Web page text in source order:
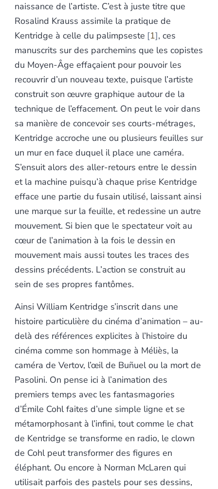
naissance de l’artiste. C’est à juste titre que
Rosalind Krauss assimile la pratique de
Kentridge à celle du palimpseste 1 , ces
manuscrits sur des parchemins que les copistes
du Moyen-Âge effaçaient pour pouvoir les
recouvrir d’un nouveau texte, puisque l’artiste
construit son œuvre graphique autour de la
technique de l’effacement. On peut le voir dans
sa manière de concevoir ses courts-métrages,
Kentridge accroche une ou plusieurs feuilles sur
un mur en face duquel il place une caméra.
S’ensuit alors des aller-retours entre le dessin
et la machine puisqu’à chaque prise Kentridge
efface une partie du fusain utilisé, laissant ainsi
une marque sur la feuille, et redessine un autre
mouvement. Si bien que le spectateur voit au
cœur de l’animation à la fois le dessin en
mouvement mais aussi toutes les traces des
dessins précédents. L’action se construit au
sein de ses propres fantômes.
Ainsi William Kentridge s’inscrit dans une
histoire particulière du cinéma d’animation – au-
delà des références explicites à l’histoire du
cinéma comme son hommage à Méliès, la
caméra de Vertov, l’œil de Buñuel ou la mort de
Pasolini. On pense ici à l’animation des
premiers temps avec les fantasmagories
d’Émile Cohl faites d’une simple ligne et se
métamorphosant à l’infini, tout comme le chat
de Kentridge se transforme en radio, le clown
de Cohl peut transformer des figures en
éléphant. Ou encore à Norman McLaren qui
utilisait parfois des pastels pour ses dessins,